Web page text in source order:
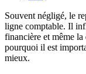
Souvent négligé, le
ligne comptable. Il
financière et même
pourquoi il est
mieux.